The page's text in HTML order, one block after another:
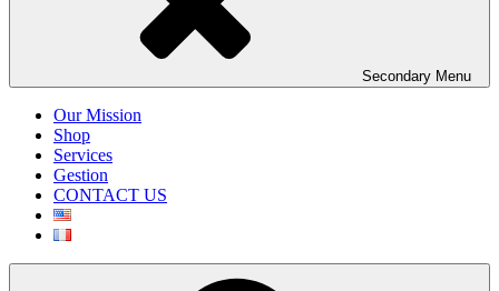
Secondary Menu
Our Mission
Shop
Services
Gestion
CONTACT US